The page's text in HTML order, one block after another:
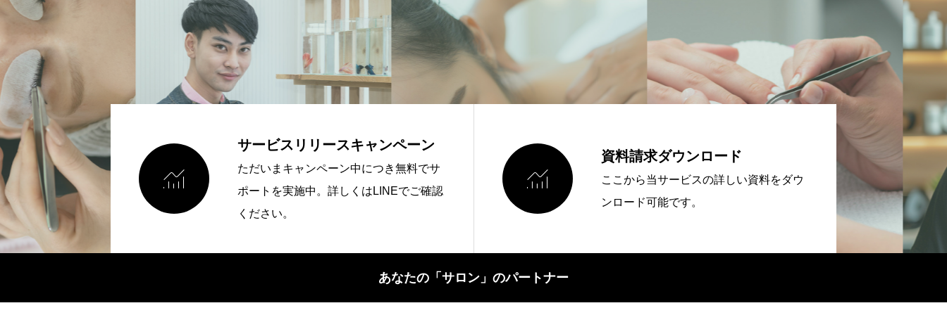

サービスリリースキャンペーン
ただいまキャンペーン中につき無料でサ
ポートを実施中。詳しくはLINEでご確認
ください。

資料請求ダウンロード
ここから当サービスの詳しい資料をダウ
ンロード可能です。
あなたの「サロン」のパートナー